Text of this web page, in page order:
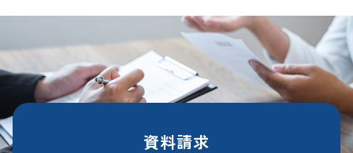
資料請求